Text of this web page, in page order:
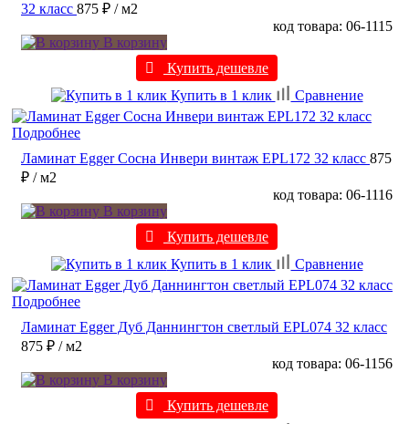
32 класс 875 ₽ / м2
код товара: 06-1115
В корзину
Купить дешевле
Купить в 1 клик
Сравнение
Подробнее
Ламинат Egger Сосна Инвери винтаж EPL172 32 класс 875
₽ / м2
код товара: 06-1116
В корзину
Купить дешевле
Купить в 1 клик
Сравнение
Подробнее
Ламинат Egger Дуб Даннингтон светлый EPL074 32 класс
875 ₽ / м2
код товара: 06-1156
В корзину
Купить дешевле